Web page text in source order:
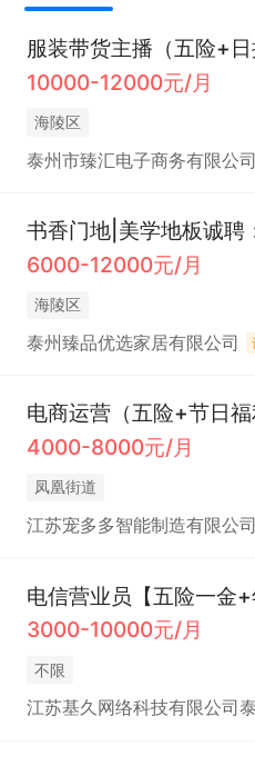
浓厚，仪式感十足。
6. 提供带薪培训、保险补
双薪、交通补助、加班补
房公积金、节日福利、带
游等福利。
10000-12000元/月
海陵区
泰州市臻汇电子商务有限公司
6000-12000元/月
海陵区
泰州臻品优选家居有限公司
电商运营（五险+节日福
4000-8000元/月
凤凰街道
江苏宠多多智能制造有限公司
电信营业员【五险一金+
3000-10000元/月
不限
江苏基久网络科技有限公司